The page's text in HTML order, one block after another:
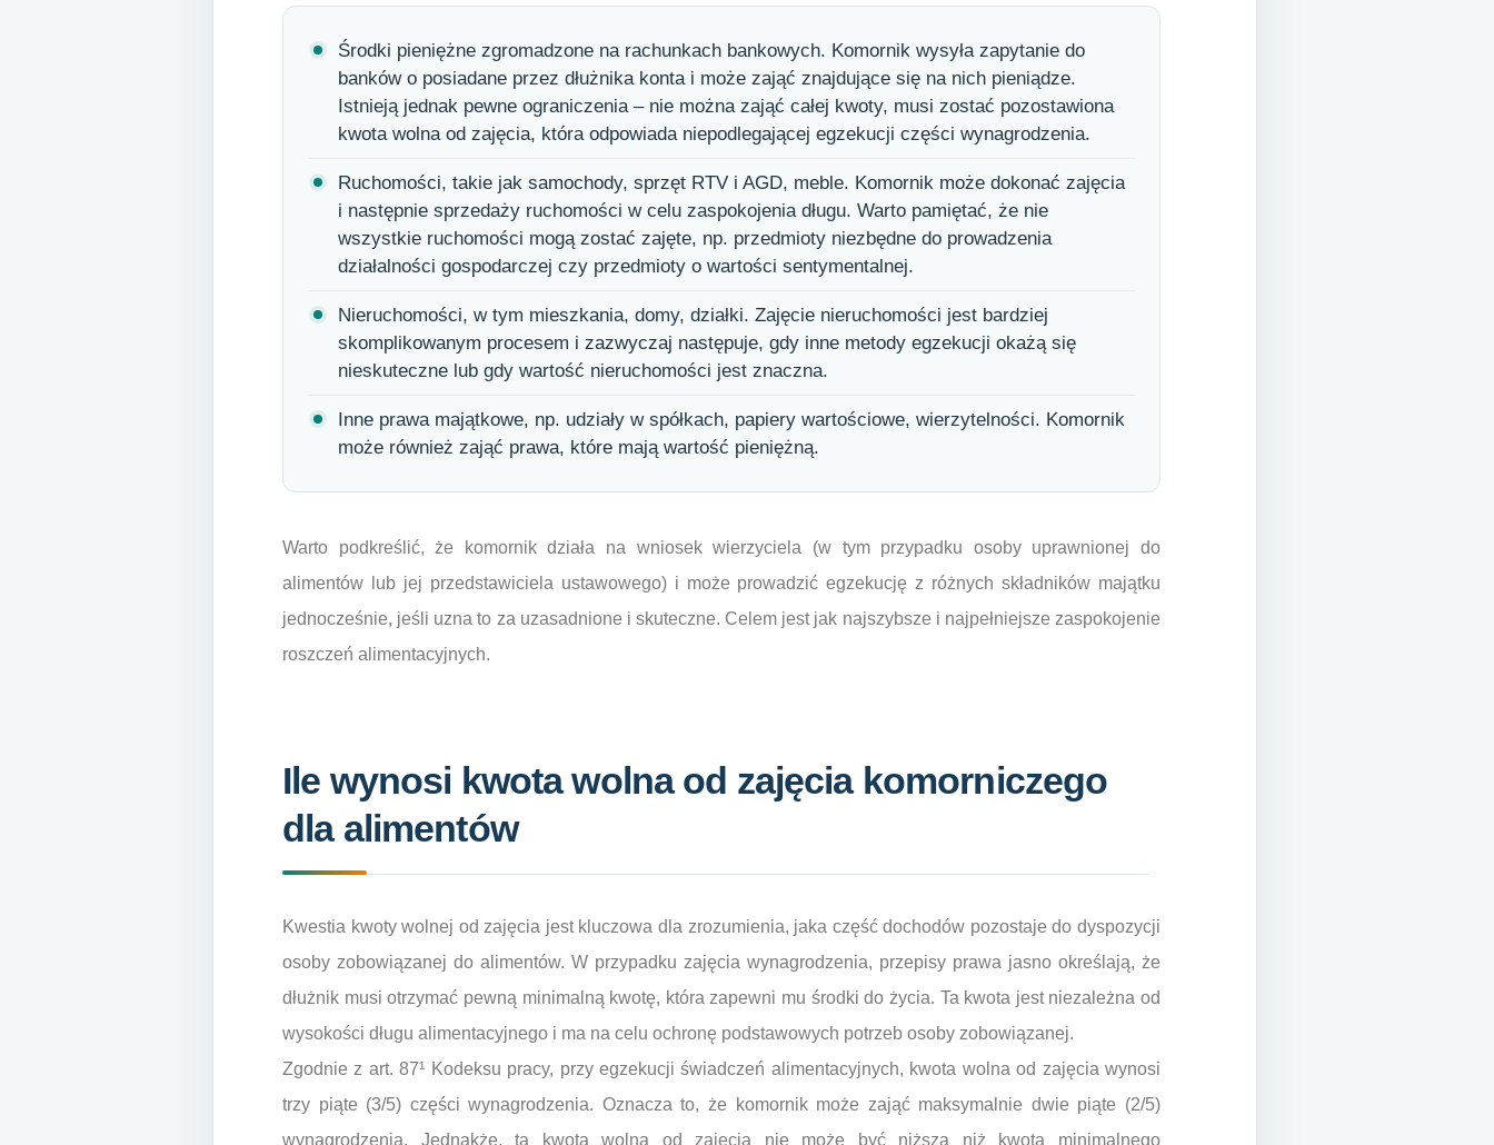
Środki pieniężne zgromadzone na rachunkach bankowych. Komornik wysyła zapytanie do
banków o posiadane przez dłużnika konta i może zająć znajdujące się na nich pieniądze.
Istnieją jednak pewne ograniczenia – nie można zająć całej kwoty, musi zostać pozostawiona
kwota wolna od zajęcia, która odpowiada niepodlegającej egzekucji części wynagrodzenia.
Ruchomości, takie jak samochody, sprzęt RTV i AGD, meble. Komornik może dokonać zajęcia
i następnie sprzedaży ruchomości w celu zaspokojenia długu. Warto pamiętać, że nie
wszystkie ruchomości mogą zostać zajęte, np. przedmioty niezbędne do prowadzenia
działalności gospodarczej czy przedmioty o wartości sentymentalnej.
Nieruchomości, w tym mieszkania, domy, działki. Zajęcie nieruchomości jest bardziej
skomplikowanym procesem i zazwyczaj następuje, gdy inne metody egzekucji okażą się
nieskuteczne lub gdy wartość nieruchomości jest znaczna.
Inne prawa majątkowe, np. udziały w spółkach, papiery wartościowe, wierzytelności. Komornik
może również zająć prawa, które mają wartość pieniężną.
Warto podkreślić, że komornik działa na wniosek wierzyciela (w tym przypadku osoby uprawnionej do
alimentów lub jej przedstawiciela ustawowego) i może prowadzić egzekucję z różnych składników majątku
jednocześnie, jeśli uzna to za uzasadnione i skuteczne. Celem jest jak najszybsze i najpełniejsze zaspokojenie
roszczeń alimentacyjnych.
Ile wynosi kwota wolna od zajęcia komorniczego
dla alimentów
Kwestia kwoty wolnej od zajęcia jest kluczowa dla zrozumienia, jaka część dochodów pozostaje do dyspozycji
osoby zobowiązanej do alimentów. W przypadku zajęcia wynagrodzenia, przepisy prawa jasno określają, że
dłużnik musi otrzymać pewną minimalną kwotę, która zapewni mu środki do życia. Ta kwota jest niezależna od
wysokości długu alimentacyjnego i ma na celu ochronę podstawowych potrzeb osoby zobowiązanej.
Zgodnie z art. 87¹ Kodeksu pracy, przy egzekucji świadczeń alimentacyjnych, kwota wolna od zajęcia wynosi
trzy piąte (3/5) części wynagrodzenia. Oznacza to, że komornik może zająć maksymalnie dwie piąte (2/5)
wynagrodzenia. Jednakże, ta kwota wolna od zajęcia nie może być niższa niż kwota minimalnego